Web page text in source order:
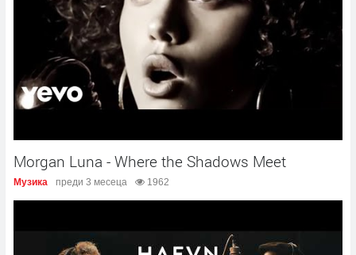
Morgan Luna - Where the Shadows Meet
Музика преди 3 месеца 1962